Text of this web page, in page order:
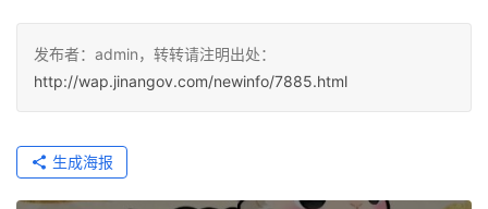
发布者：admin，转转请注明出处：
http://wap.jinangov.com/newinfo/7885.html
生成海报